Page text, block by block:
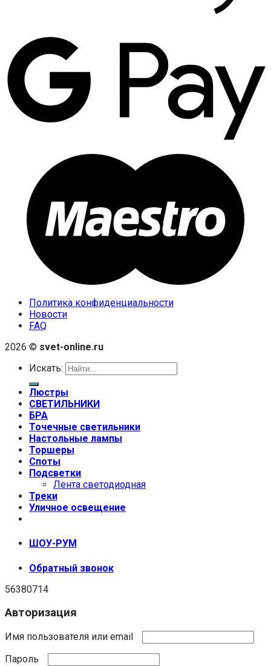
Политика конфиденциальности
Новости
FAQ
2026 © svet-online.ru
Искать:
Люстры
СВЕТИЛЬНИКИ
БРА
Точечные светильники
Настольные лампы
Торшеры
Споты
Подсветки
Лента светодиодная
Треки
Уличное освещение
ШОУ-РУМ
Обратный звонок
56380714
Авторизация
Имя пользователя или email
Пароль